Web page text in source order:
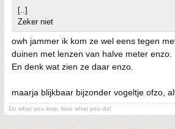
[..]
Zeker niet
owh jammer ik kom ze wel eens tegen
duinen met lenzen van halve meter enzo.
En denk wat zien ze daar enzo.
maarja blijkbaar bijzonder vogeltje ofzo,
Do what you love, love what you do!